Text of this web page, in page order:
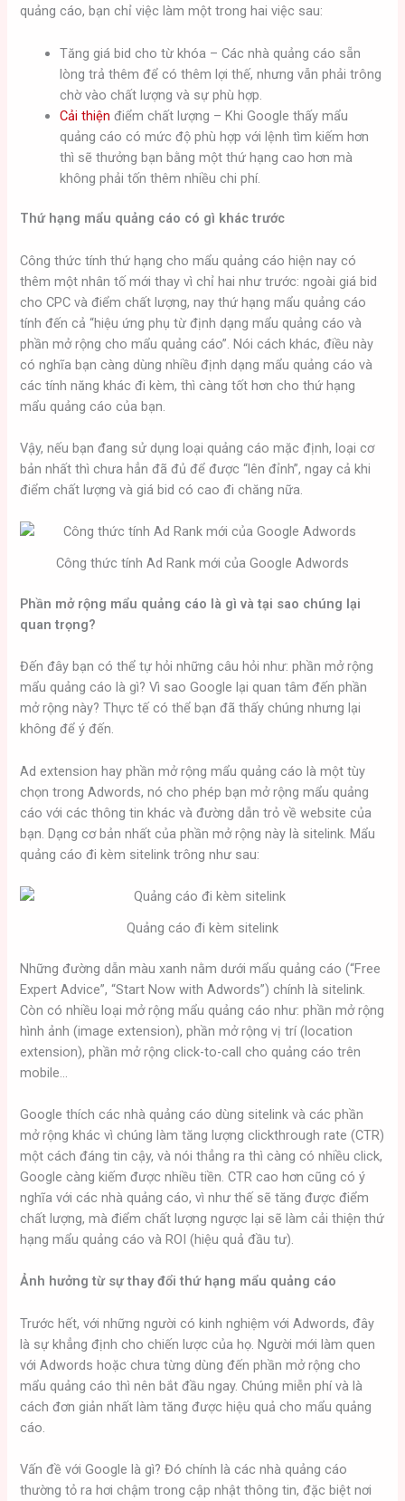
quảng cáo, bạn chỉ việc làm một trong hai việc sau:
Tăng giá bid cho từ khóa – Các nhà quảng cáo sẵn
lòng trả thêm để có thêm lợi thế, nhưng vẫn phải trông
chờ vào chất lượng và sự phù hợp.
Cải thiện điểm chất lượng – Khi Google thấy mẩu
quảng cáo có mức độ phù hợp với lệnh tìm kiếm hơn
thì sẽ thưởng bạn bằng một thứ hạng cao hơn mà
không phải tốn thêm nhiều chi phí.
Thứ hạng mẩu quảng cáo có gì khác trước
Công thức tính thứ hạng cho mẩu quảng cáo hiện nay có
thêm một nhân tố mới thay vì chỉ hai như trước: ngoài giá bid
cho CPC và điểm chất lượng, nay thứ hạng mẩu quảng cáo
tính đến cả “hiệu ứng phụ từ định dạng mẩu quảng cáo và
phần mở rộng cho mẩu quảng cáo”. Nói cách khác, điều này
có nghĩa bạn càng dùng nhiều định dạng mẩu quảng cáo và
các tính năng khác đi kèm, thì càng tốt hơn cho thứ hạng
mẩu quảng cáo của bạn.
Vậy, nếu bạn đang sử dụng loại quảng cáo mặc định, loại cơ
bản nhất thì chưa hẳn đã đủ để được “lên đỉnh”, ngay cả khi
điểm chất lượng và giá bid có cao đi chăng nữa.
Công thức tính Ad Rank mới của Google Adwords
Phần mở rộng mẩu quảng cáo là gì và tại sao chúng lại
quan trọng?
Đến đây bạn có thể tự hỏi những câu hỏi như: phần mở rộng
mẩu quảng cáo là gì? Vì sao Google lại quan tâm đến phần
mở rộng này? Thực tế có thể bạn đã thấy chúng nhưng lại
không để ý đến.
Ad extension hay phần mở rộng mẩu quảng cáo là một tùy
chọn trong Adwords, nó cho phép bạn mở rộng mẩu quảng
cáo với các thông tin khác và đường dẫn trỏ về website của
bạn. Dạng cơ bản nhất của phần mở rộng này là sitelink. Mẩu
quảng cáo đi kèm sitelink trông như sau:
Quảng cáo đi kèm sitelink
Những đường dẫn màu xanh nằm dưới mẩu quảng cáo (“Free
Expert Advice”, “Start Now with Adwords”) chính là sitelink.
Còn có nhiều loại mở rộng mẩu quảng cáo như: phần mở rộng
hình ảnh (image extension), phần mở rộng vị trí (location
extension), phần mở rộng click-to-call cho quảng cáo trên
mobile…
Google thích các nhà quảng cáo dùng sitelink và các phần
mở rộng khác vì chúng làm tăng lượng clickthrough rate (CTR)
một cách đáng tin cậy, và nói thẳng ra thì càng có nhiều click,
Google càng kiếm được nhiều tiền. CTR cao hơn cũng có ý
nghĩa với các nhà quảng cáo, vì như thế sẽ tăng được điểm
chất lượng, mà điểm chất lượng ngược lại sẽ làm cải thiện thứ
hạng mẩu quảng cáo và ROI (hiệu quả đầu tư).
Ảnh hưởng từ sự thay đổi thứ hạng mẩu quảng cáo
Trước hết, với những người có kinh nghiệm với Adwords, đây
là sự khẳng định cho chiến lược của họ. Người mới làm quen
với Adwords hoặc chưa từng dùng đến phần mở rộng cho
mẩu quảng cáo thì nên bắt đầu ngay. Chúng miễn phí và là
cách đơn giản nhất làm tăng được hiệu quả cho mẩu quảng
cáo.
Vấn đề với Google là gì? Đó chính là các nhà quảng cáo
thường tỏ ra hơi chậm trong cập nhật thông tin, đặc biệt nơi